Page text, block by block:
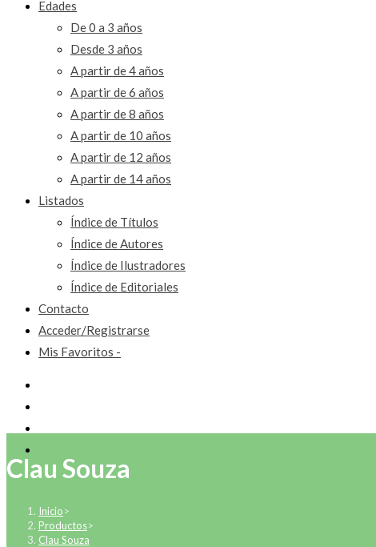
Edades
De 0 a 3 años
Desde 3 años
A partir de 4 años
A partir de 6 años
A partir de 8 años
A partir de 10 años
A partir de 12 años
A partir de 14 años
Listados
Índice de Títulos
Índice de Autores
Índice de Ilustradores
Índice de Editoriales
Contacto
Acceder/Registrarse
Mis Favoritos -
Clau Souza
Inicio>
Productos>
Clau Souza